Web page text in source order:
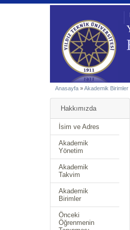
Anasayfa »Akademik Birimler
Hakkımızda
İsim ve Adres
Akademik
Yönetim
Akademik
Takvim
Akademik
Birimler
Önceki
Öğrenmenin